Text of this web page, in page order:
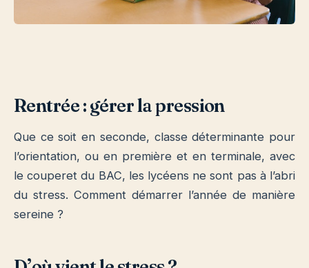
Rentrée : gérer la pression
Que ce soit en seconde, classe déterminante pour
l’orientation, ou en première et en terminale, avec
le couperet du BAC, les lycéens ne sont pas à l’abri
du stress. Comment démarrer l’année de manière
sereine ?